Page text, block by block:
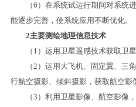
（6）在系统试运行期间对系统进
能逐步完善，使系统应用不断优化。
2主要测绘地理信息技术
（1）运用卫星遥感技术获取卫星
（2）运用大飞机、固定翼、三角
行航空摄影、倾斜摄影，获取航空影
（3）利用卫星影像、航空影像，